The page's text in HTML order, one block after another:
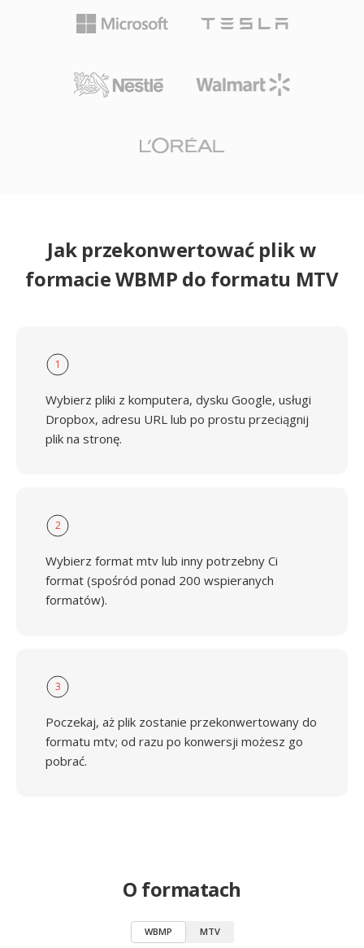
Jak przekonwertować plik w
formacie WBMP do formatu MTV
1
Wybierz pliki z komputera, dysku Google, usługi
Dropbox, adresu URL lub po prostu przeciągnij
plik na stronę.
2
Wybierz format mtv lub inny potrzebny Ci
format (spośród ponad 200 wspieranych
formatów).
3
Poczekaj, aż plik zostanie przekonwertowany do
formatu mtv; od razu po konwersji możesz go
pobrać.
O formatach
WBMP MTV